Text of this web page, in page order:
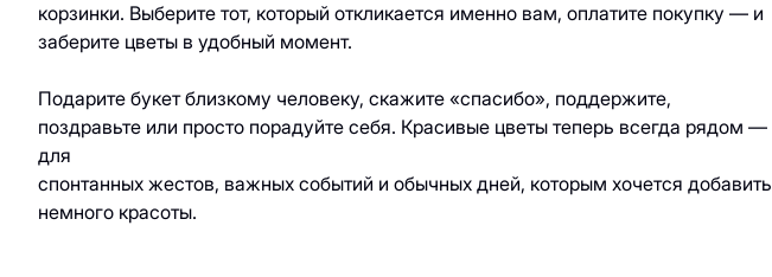
корзинки. Выберите тот, который откликается именно вам, оплатите покупку — и
заберите цветы в удобный момент.
Подарите букет близкому человеку, скажите «спасибо», поддержите,
поздравьте или просто порадуйте себя. Красивые цветы теперь всегда рядом —
для
спонтанных жестов, важных событий и обычных дней, которым хочется добавить
немного красоты.